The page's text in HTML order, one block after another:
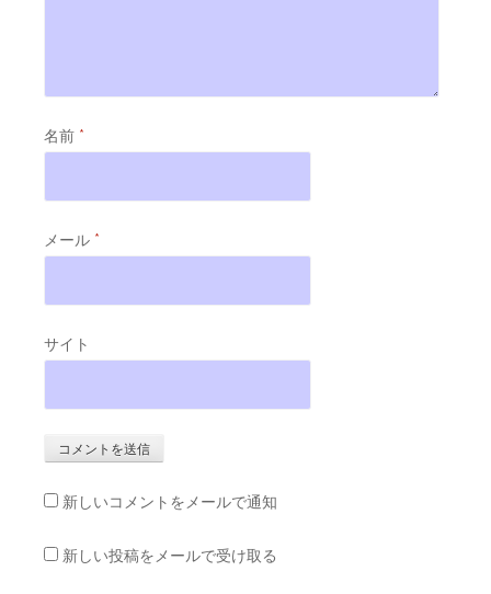
名前 *
メール *
サイト
新しいコメントをメールで通知
新しい投稿をメールで受け取る